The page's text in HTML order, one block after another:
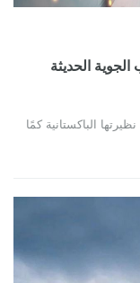
الحديثة
الباكستانية كمًا